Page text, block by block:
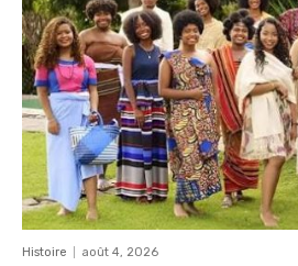
Histoire août 4, 2026